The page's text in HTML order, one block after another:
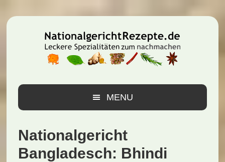
Hauptnavigation
Inhalt
Seitenspalte
MENU
Nationalgericht
Bangladesch: Bhindi